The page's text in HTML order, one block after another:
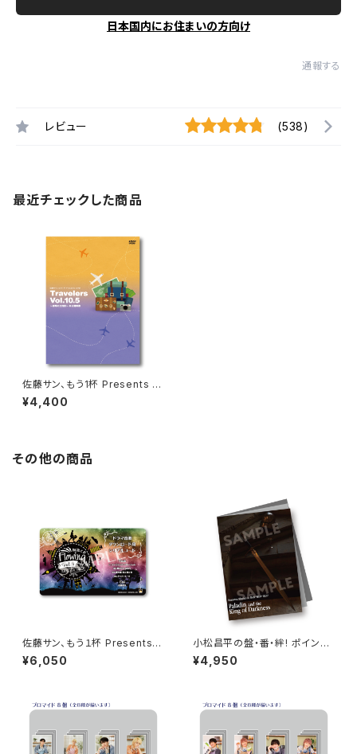
日本国内にお住まいの方向け
通報する
レビュー (538)
最近チェックした商品
佐藤サン、もう1杯 Presents D
VD Travelers Vol.10.5 有明
の三日月 未公開映像
¥4,400
その他の商品
佐藤サン、もう１杯 Presents
朗読CD Flowing Vol.9 ドラマ
音源ダウンロード用シリアルコ
¥6,050
小松昌平の盤・番・絆! ポイント
カード特典撮影記念 フォトブッ
ク
¥4,950